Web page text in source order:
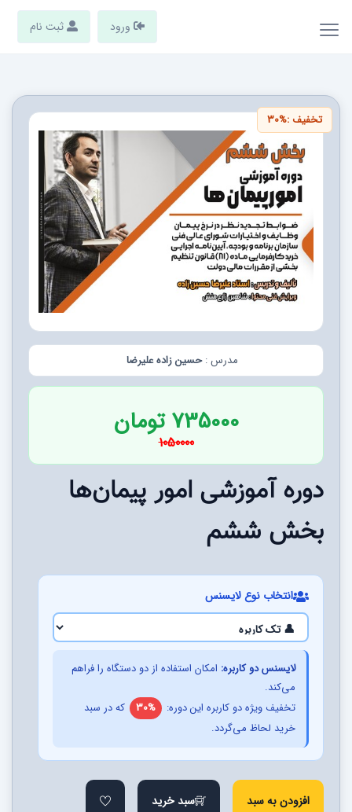
ورود ثبت نام
مدرس :حسین زاده علیرضا
735000 تومان
1050000
تخفیف :30%
دوره آموزشی امور پیمان‌ها
بخش ششم
انتخاب نوع لایسنس
لایسنس دو کاربره:امکان استفاده از دو دستگاه را فراهم
می‌کند.
تخفیف ویژه دو کاربره این دوره:
30% که در سبد
خرید لحاظ می‌گردد.
افزودن به سبد سبد خرید